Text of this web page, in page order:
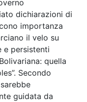
dichiarazioni di
importanza
il velo su
e persistenti
quella
Secondo
guidata da